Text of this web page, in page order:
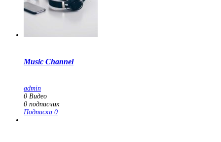
Music Channel
admin
0 Видео
0 подписчик
Подписка 0